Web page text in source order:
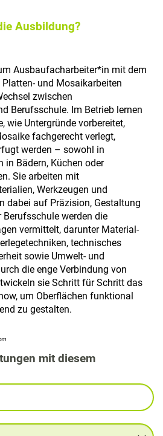
Ausbildung?
Ausbaufacharbeiter*in mit dem
und Mosaikarbeiten
zwischen
Berufsschule. Im Betrieb lernen
wie Untergründe vorbereitet,
fachgerecht verlegt,
werden – sowohl in
in Bädern, Küchen oder
Sie arbeiten mit
Werkzeugen und
dabei auf Präzision, Gestaltung
werden die
vermittelt, darunter Material-
technisches
sowie Umwelt- und
die enge Verbindung von
sie Schritt für Schritt das
um Oberflächen funktional
zu gestalten.
mit diesem